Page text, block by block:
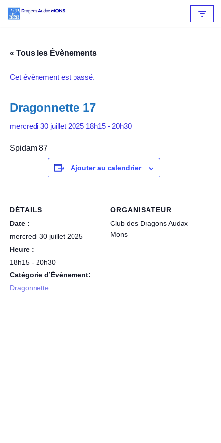
contenu
« Tous les Évènements
Cet évènement est passé.
Dragonnette 17
mercredi 30 juillet 2025 18h15 - 20h30
Spidam 87
Ajouter au calendrier
DÉTAILS
Date :
mercredi 30 juillet 2025
Heure :
18h15 - 20h30
Catégorie d’Évènement:
Dragonnette
ORGANISATEUR
Club des Dragons Audax
Mons